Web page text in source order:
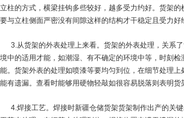
立柱的方式，横梁挂钩多些较好，越多受力约好。货架的
要与立柱侧面严密没有间隙这样的结构才干稳定且受力好
3.从货架的外表处理上来看。货架的外表处理，关系
境中的适用才能，如潮湿、有不确定的环境中等，时刻
能。货架外表的处理如喷漆等要均匀到位，在细节处理上
能有遗漏。查看时能够用硬物轻敲如很容易脱落则表明货
4.焊接工艺。焊接时新疆仓储货架货架制作出产的关